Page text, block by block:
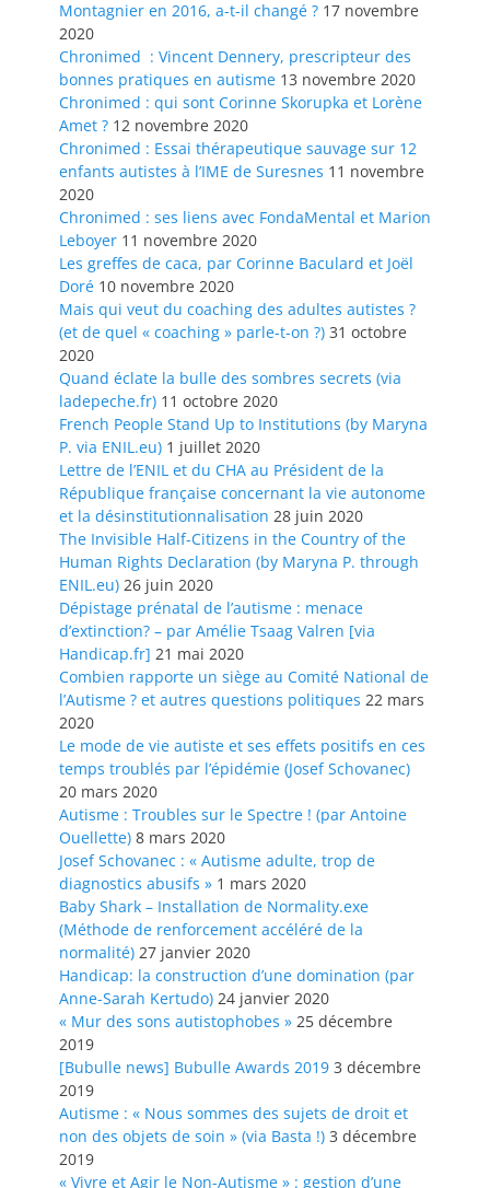
Montagnier en 2016, a-t-il changé ? 17 novembre
2020
Chronimed : Vincent Dennery, prescripteur des
bonnes pratiques en autisme 13 novembre 2020
Chronimed : qui sont Corinne Skorupka et Lorène
Amet ? 12 novembre 2020
Chronimed : Essai thérapeutique sauvage sur 12
enfants autistes à l’IME de Suresnes 11 novembre
2020
Chronimed : ses liens avec FondaMental et Marion
Leboyer 11 novembre 2020
Les greffes de caca, par Corinne Baculard et Joël
Doré 10 novembre 2020
Mais qui veut du coaching des adultes autistes ?
(et de quel « coaching » parle-t-on ?) 31 octobre
2020
Quand éclate la bulle des sombres secrets (via
ladepeche.fr) 11 octobre 2020
French People Stand Up to Institutions (by Maryna
P. via ENIL.eu) 1 juillet 2020
Lettre de l’ENIL et du CHA au Président de la
République française concernant la vie autonome
et la désinstitutionnalisation 28 juin 2020
The Invisible Half-Citizens in the Country of the
Human Rights Declaration (by Maryna P. through
ENIL.eu) 26 juin 2020
Dépistage prénatal de l’autisme : menace
d’extinction? – par Amélie Tsaag Valren [via
Handicap.fr] 21 mai 2020
Combien rapporte un siège au Comité National de
l’Autisme ? et autres questions politiques 22 mars
2020
Le mode de vie autiste et ses effets positifs en ces
temps troublés par l’épidémie (Josef Schovanec)
20 mars 2020
Autisme : Troubles sur le Spectre ! (par Antoine
Ouellette) 8 mars 2020
Josef Schovanec : « Autisme adulte, trop de
diagnostics abusifs » 1 mars 2020
Baby Shark – Installation de Normality.exe
(Méthode de renforcement accéléré de la
normalité) 27 janvier 2020
Handicap: la construction d’une domination (par
Anne-Sarah Kertudo) 24 janvier 2020
« Mur des sons autistophobes » 25 décembre
2019
[Bubulle news] Bubulle Awards 2019 3 décembre
2019
Autisme : « Nous sommes des sujets de droit et
non des objets de soin » (via Basta !) 3 décembre
2019
« Vivre et Agir le Non-Autisme » : gestion d’une